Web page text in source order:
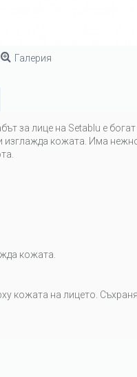
Галерия
за лице на Setablu е
изглажда кожата. Има
кожата.
кожата на лицето.